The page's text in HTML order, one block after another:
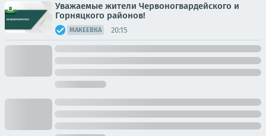
Уважаемые жители Червоногвардейского и
Горняцкого районов!
МАКЕЕВКА 20:15